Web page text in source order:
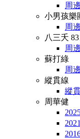
周
小男孩樂
周
八三夭
周
蘇打綠
周
縱貫線
縱
周華健